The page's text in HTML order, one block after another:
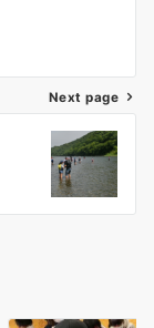
Next page